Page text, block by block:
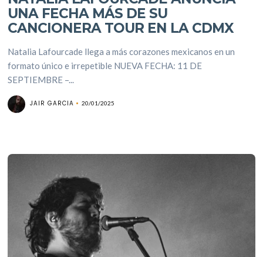
UNA FECHA MÁS DE SU
CANCIONERA TOUR EN LA CDMX
Natalia Lafourcade llega a más corazones mexicanos en un
formato único e irrepetible NUEVA FECHA: 11 DE
SEPTIEMBRE –...
JAIR GARCIA 20/01/2025